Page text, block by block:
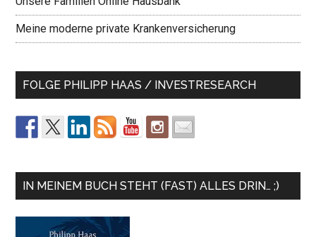
Meine moderne private Krankenversicherung
FOLGE PHILIPP HAAS / INVESTRESEARCH
IN MEINEM BUCH STEHT (FAST) ALLES DRIN… ;)